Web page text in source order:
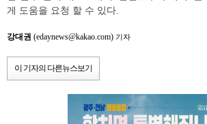
게 도움을 요청 할 수 있다.
강대권 (edaynews@kakao.com) 기자
이 기자의 다른뉴스보기